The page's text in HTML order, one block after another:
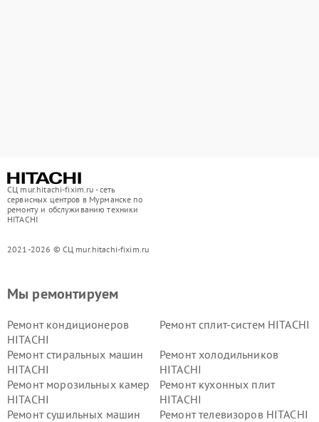
СЦ mur.hitachi-fixim.ru - сеть
сервисных центров в Мурманске по
ремонту и обслуживанию техники
HITACHI
2021-2026 © СЦ mur.hitachi-fixim.ru
Мы ремонтируем
Ремонт кондиционеров
HITACHI
Ремонт сплит-систем HITACHI
Ремонт стиральных машин
HITACHI
Ремонт холодильников
HITACHI
Ремонт морозильных камер
HITACHI
Ремонт кухонных плит
HITACHI
Ремонт сушильных машин
Ремонт телевизоров HITACHI